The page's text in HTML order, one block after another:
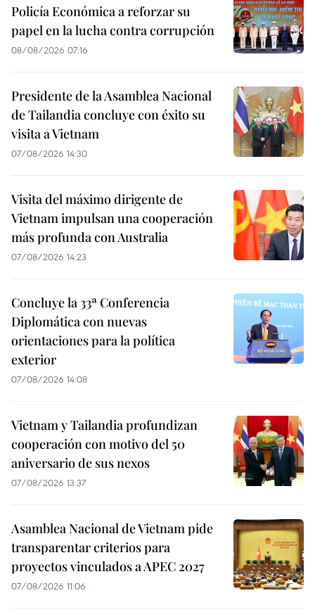
Policía Económica a reforzar su
papel en la lucha contra corrupción
08/08/2026 07:16
Presidente de la Asamblea Nacional
de Tailandia concluye con éxito su
visita a Vietnam
07/08/2026 14:30
Visita del máximo dirigente de
Vietnam impulsan una cooperación
más profunda con Australia
07/08/2026 14:23
Concluye la 33ª Conferencia
Diplomática con nuevas
orientaciones para la política
exterior
07/08/2026 14:08
Vietnam y Tailandia profundizan
cooperación con motivo del 50
aniversario de sus nexos
07/08/2026 13:37
Asamblea Nacional de Vietnam pide
transparentar criterios para
proyectos vinculados a APEC 2027
07/08/2026 11:06